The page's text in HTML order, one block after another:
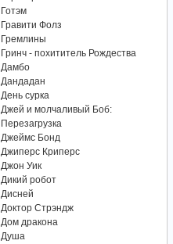
Готэм
Гравити Фолз
Гремлины
Гринч - похититель Рождества
Дамбо
Дандадан
День сурка
Джей и молчаливый Боб:
Перезагрузка
Джеймс Бонд
Джиперс Криперс
Джон Уик
Дикий робот
Дисней
Доктор Стрэндж
Дом дракона
Душа